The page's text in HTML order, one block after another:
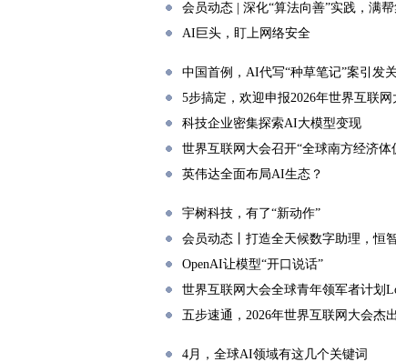
会员动态 | 深化“算法向善”实践，满
AI巨头，盯上网络安全
中国首例，AI代写“种草笔记”案引发
5步搞定，欢迎申报2026年世界互联
科技企业密集探索AI大模型变现
世界互联网大会召开“全球南方经济
英伟达全面布局AI生态？
宇树科技，有了“新动作”
会员动态丨打造全天候数字助理，恒
OpenAI让模型“开口说话”
世界互联网大会全球青年领军者计划
五步速通，2026年世界互联网大会杰
4月，全球AI领域有这几个关键词